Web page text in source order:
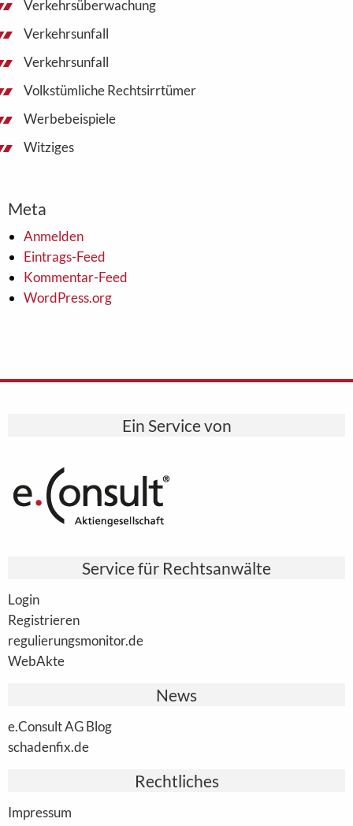
Verkehrsüberwachung
Verkehrsunfall
Verkehrsunfall
Volkstümliche Rechtsirrtümer
Werbebeispiele
Witziges
Meta
Anmelden
Eintrags-Feed
Kommentar-Feed
WordPress.org
Ein Service von
Service für Rechtsanwälte
Login
Registrieren
regulierungsmonitor.de
WebAkte
News
e.Consult AG Blog
schadenfix.de
Rechtliches
Impressum